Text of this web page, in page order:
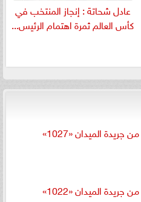
عادل شحاتة : إنجاز المنتخب في
كأس العالم ثمرة اهتمام الرئيس...
جريدة الميدان «1027»
جريدة الميدان «1022»